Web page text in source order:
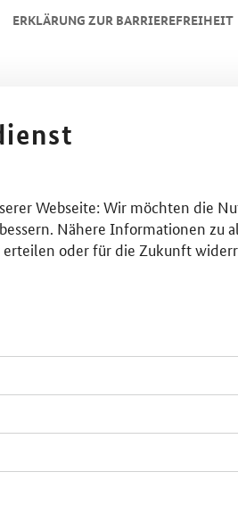
ERKLÄRUNG ZUR BARRIEREFREIHEIT
Webseite: Wir möchten die
Nähere Informationen zu
oder für die Zukunft